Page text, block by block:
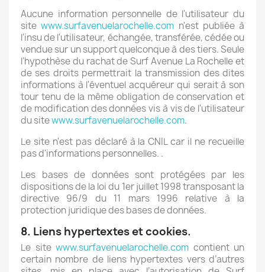
Aucune information personnelle de l'utilisateur du
sitewww.surfavenuelarochelle.com n'est publiée à
l'insu de l'utilisateur, échangée, transférée, cédée ou
vendue sur un support quelconque à des tiers. Seule
l'hypothèse du rachat de Surf Avenue La Rochelle et
de ses droits permettrait la transmission des dites
informations à l'éventuel acquéreur qui serait à son
tour tenu de la même obligation de conservation et
de modification des données vis à vis de l'utilisateur
du sitewww.surfavenuelarochelle.com.
Le site n'est pas déclaré à la CNIL car il ne recueille
pas d'informations personnelles. .
Les bases de données sont protégées par les
dispositions de la loi du 1er juillet 1998 transposant la
directive 96/9 du 11 mars 1996 relative à la
protection juridique des bases de données.
8. Liens hypertextes et cookies.
Le site www.surfavenuelarochelle.com contient un
certain nombre de liens hypertextes vers d’autres